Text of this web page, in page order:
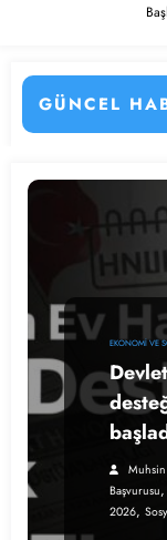
GÜNCEL
Detayları
Hastanesi Personel
EKONOMI VE
Başvurusu,
2026,